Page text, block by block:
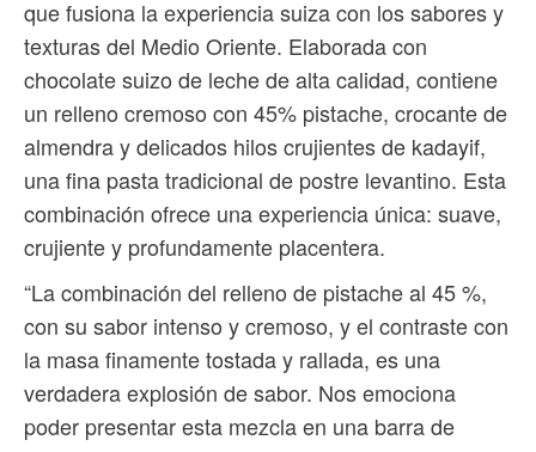
que fusiona la experiencia suiza con los sabores y
texturas del Medio Oriente. Elaborada con
chocolate suizo de leche de alta calidad, contiene
un relleno cremoso con 45% pistache, crocante de
almendra y delicados hilos crujientes de kadayif,
una fina pasta tradicional de postre levantino. Esta
combinación ofrece una experiencia única: suave,
crujiente y profundamente placentera.
“La combinación del relleno de pistache al 45 %,
con su sabor intenso y cremoso, y el contraste con
la masa finamente tostada y rallada, es una
verdadera explosión de sabor. Nos emociona
poder presentar esta mezcla en una barra de